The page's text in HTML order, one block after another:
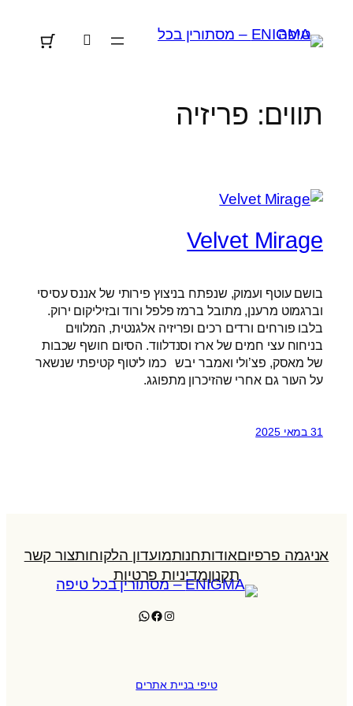
לתוכן
תווים: פריזיה
Velvet Mirage
בושם עוטף ועמוק, שנפתח בניצוץ פירותי של אננס עסיסי
וברגמוט מרענן, מתובל ברמז פלפל ורוד ובזיליקום ירוק.
בלבו פורחים ורדים רכים ופריזיה אלגנטית, המלווים
בניחוח עצי חמים של ארז וסנדלווד. הסיום חושף שכבות
של מאסק, פצ’ולי ואמבר יבש כמו ליטוף קטיפתי שנשאר
על העור גם אחרי שהזיכרון מתפוגג.
31 במאי 2025
אניגמה פרפיוםאודותחנותמועדון הלקוחותצור קשר
תקנוןמדיניות פרטיות
Instagram
Facebook
WhatsApp
טיפי בניית אתרים